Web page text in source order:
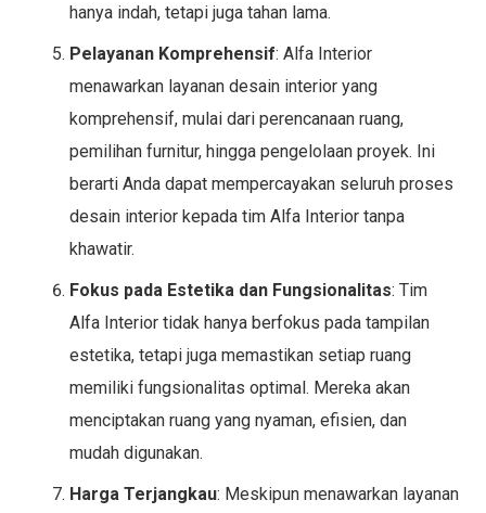
hanya indah, tetapi juga tahan lama.
Pelayanan Komprehensif: Alfa Interior
menawarkan layanan desain interior yang
komprehensif, mulai dari perencanaan ruang,
pemilihan furnitur, hingga pengelolaan proyek. Ini
berarti Anda dapat mempercayakan seluruh proses
desain interior kepada tim Alfa Interior tanpa
khawatir.
Fokus pada Estetika dan Fungsionalitas: Tim
Alfa Interior tidak hanya berfokus pada tampilan
estetika, tetapi juga memastikan setiap ruang
memiliki fungsionalitas optimal. Mereka akan
menciptakan ruang yang nyaman, efisien, dan
mudah digunakan.
Harga Terjangkau: Meskipun menawarkan layanan